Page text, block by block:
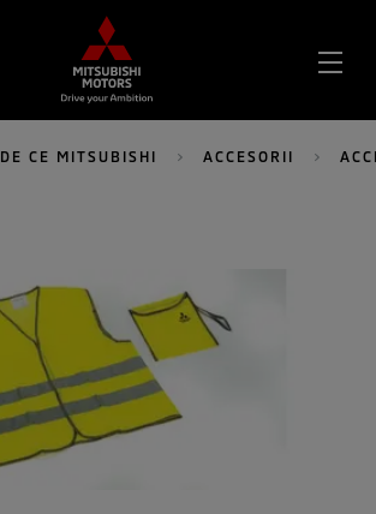
DE CE MITSUBISHI ACCESORII